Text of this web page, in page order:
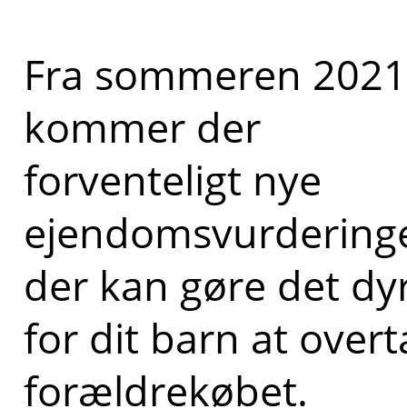
Fra sommeren 2021
kommer der
forventeligt nye
der kan gøre det
for dit barn at
forældrekøbet.